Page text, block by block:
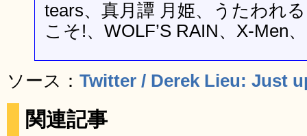
tears、真月譚 月姫、うたわれ
こそ!、WOLF’S RAIN、X-Men
ソース： Twitter / Derek Lieu: Just
関連記事